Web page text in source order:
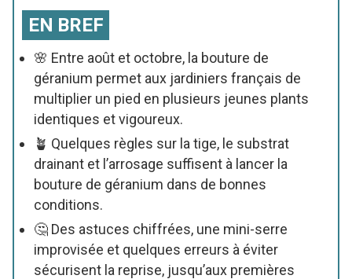
EN BREF
🌸 Entre août et octobre, la bouture de
géranium permet aux jardiniers français de
multiplier un pied en plusieurs jeunes plants
identiques et vigoureux.
🪴 Quelques règles sur la tige, le substrat
drainant et l’arrosage suffisent à lancer la
bouture de géranium dans de bonnes
conditions.
🤔 Des astuces chiffrées, une mini-serre
improvisée et quelques erreurs à éviter
sécurisent la reprise, jusqu’aux premières